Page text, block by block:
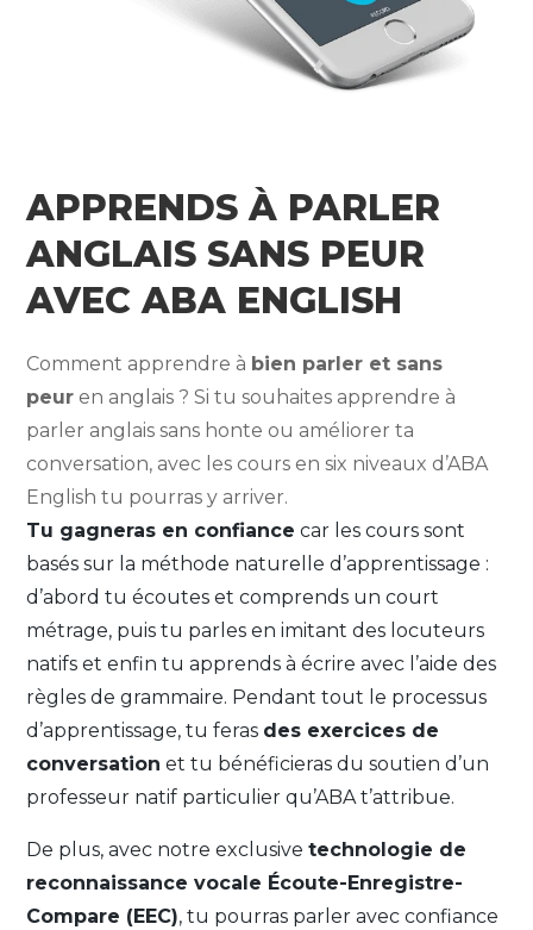
APPRENDS À PARLER
ANGLAIS SANS PEUR
AVEC ABA ENGLISH
Comment apprendre à bien parler et sans
peur en anglais ? Si tu souhaites apprendre à
parler anglais sans honte ou améliorer ta
conversation, avec les cours en six niveaux d’ABA
English tu pourras y arriver.
Tu gagneras en confiance car les cours sont
basés sur la méthode naturelle d’apprentissage :
d’abord tu écoutes et comprends un court
métrage, puis tu parles en imitant des locuteurs
natifs et enfin tu apprends à écrire avec l’aide des
règles de grammaire. Pendant tout le processus
d’apprentissage, tu feras des exercices de
conversation et tu bénéficieras du soutien d’un
professeur natif particulier qu’ABA t’attribue.
De plus, avec notre exclusive technologie de
reconnaissance vocale Écoute-Enregistre-
Compare (EEC), tu pourras parler avec confiance